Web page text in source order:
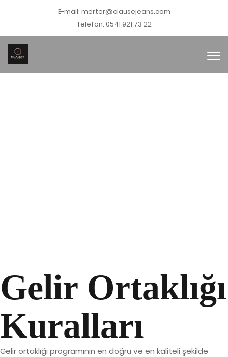
E-mail: merter@clausejeans.com
Telefon: 0541 921 73 22
Gelir Ortaklığı
Kuralları
Gelir ortaklığı programının en doğru ve en kaliteli şekilde